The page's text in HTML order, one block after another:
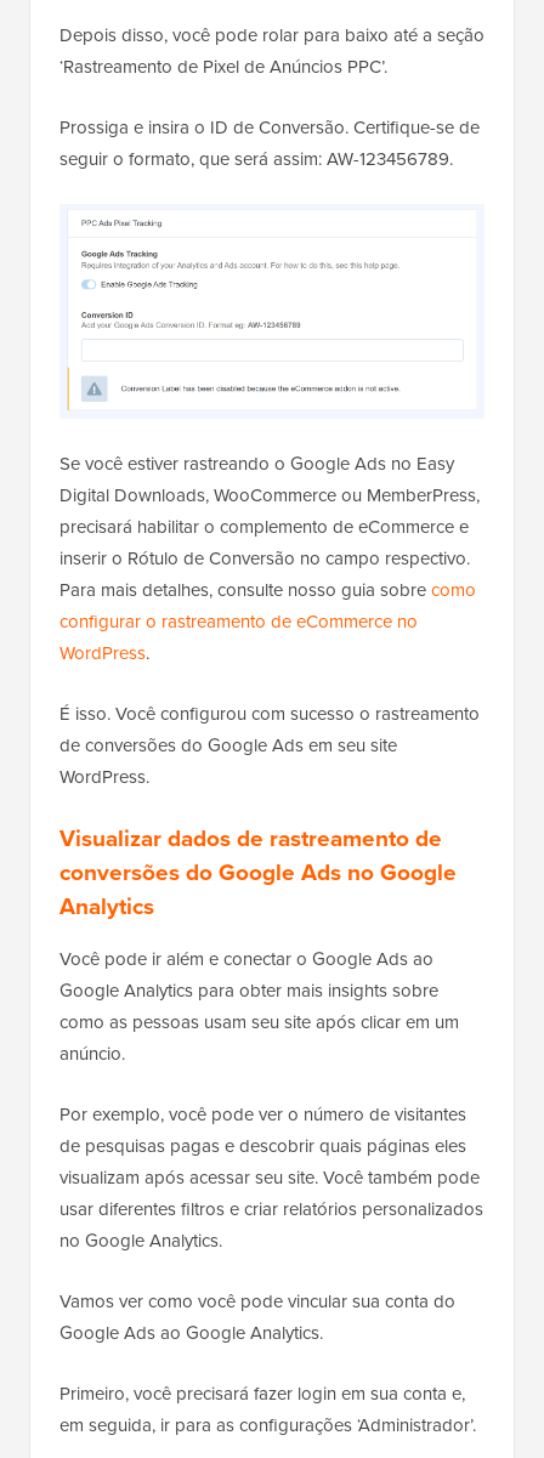
Depois disso, você pode rolar para baixo até a seção
‘Rastreamento de Pixel de Anúncios PPC’.
Prossiga e insira o ID de Conversão. Certifique-se de
seguir o formato, que será assim: AW-123456789.
Se você estiver rastreando o Google Ads no Easy
Digital Downloads, WooCommerce ou MemberPress,
precisará habilitar o complemento de eCommerce e
inserir o Rótulo de Conversão no campo respectivo.
Para mais detalhes, consulte nosso guia sobrecomo
configurar o rastreamento de eCommerce no
WordPress.
É isso. Você configurou com sucesso o rastreamento
de conversões do Google Ads em seu site
WordPress.
Visualizar dados de rastreamento de
conversões do Google Ads no Google
Analytics
Você pode ir além e conectar o Google Ads ao
Google Analytics para obter mais insights sobre
como as pessoas usam seu site após clicar em um
anúncio.
Por exemplo, você pode ver o número de visitantes
de pesquisas pagas e descobrir quais páginas eles
visualizam após acessar seu site. Você também pode
usar diferentes filtros e criar relatórios personalizados
no Google Analytics.
Vamos ver como você pode vincular sua conta do
Google Ads ao Google Analytics.
Primeiro, você precisará fazer login em sua conta e,
em seguida, ir para as configurações ‘Administrador’.